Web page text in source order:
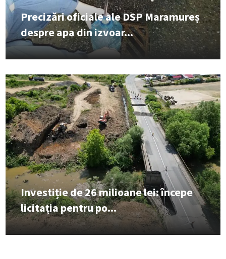
Precizări oficiale ale DSP Maramureș
despre apa din izvoar...
Investiție de 26 milioane lei: începe
licitația pentru po...